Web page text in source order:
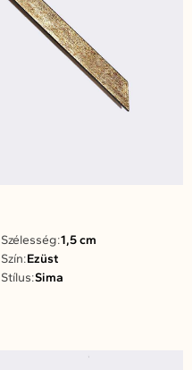
Szélesség:1,5 cm
Szín:Ezüst
Stílus:Sima